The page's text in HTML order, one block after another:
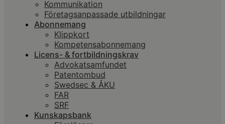
Kommunikation
Företagsanpassade utbildningar
Abonnemang
Klippkort
Kompetensabonnemang
Licens- & fortbildningskrav
Advokatsamfundet
Patentombud
Swedsec & ÅKU
FAR
SRF
Kunskapsbank